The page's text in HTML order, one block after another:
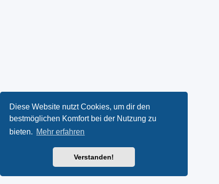
Diese Website nutzt Cookies, um dir den
bestmöglichen Komfort bei der Nutzung zu
bieten. Mehr erfahren
Verstanden!